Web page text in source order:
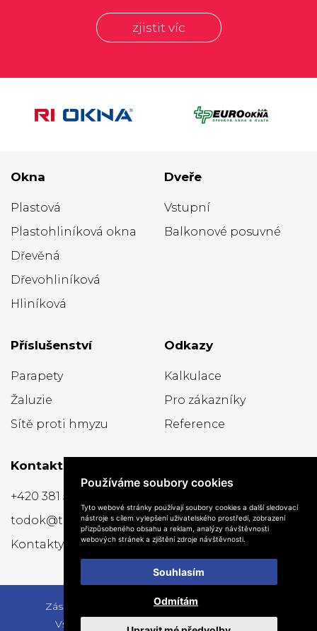
Používáme soubory cookies
Tyto webové stránky používají soubory cookies a další sledovací
nástroje s cílem vylepšení uživatelského prostředí, zobrazení
přizpůsobeného obsahu a reklam, analýzy návštěvnosti
webových stránek a zjištění zdroje návštěvnosti.
Souhlasím
Odmítám
zjistit víc
Okna
Plastová
Plastohliníková okna
Dřevěná
Dřevohliníková
Hliníková
Dveře
Vstupní
Balkonové posuvné
Příslušenství
Parapety
Žaluzie
Sítě proti hmyzu
Odkazy
Kalkulace
Pro zákazníky
Reference
Kontakt
+420 381 522 016
todok@todok.cz
Kontakty
Zásady zpracování cookie / Změna nastavení
Všechna práva vyhrazena © 2024 todok.cz